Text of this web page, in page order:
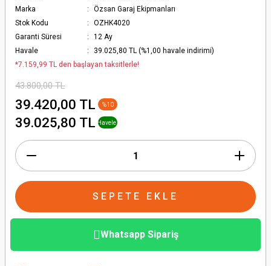
Marka
Özsan Garaj Ekipmanları
Stok Kodu
OZHK4020
Garanti Süresi
12 Ay
Havale
39.025,80 TL (%1,00 havale indirimi)
*7.159,99 TL den başlayan taksitlerle!
43.800,00 TL
39.420,00 TL %10
39.025,80 TL Havele
SEPETE EKLE
Whatsapp Sipariş